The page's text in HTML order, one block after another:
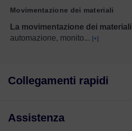
Movimentazione dei materiali
La movimentazione dei materiali
automazione, monito... [+]
Collegamenti rapidi
Assistenza